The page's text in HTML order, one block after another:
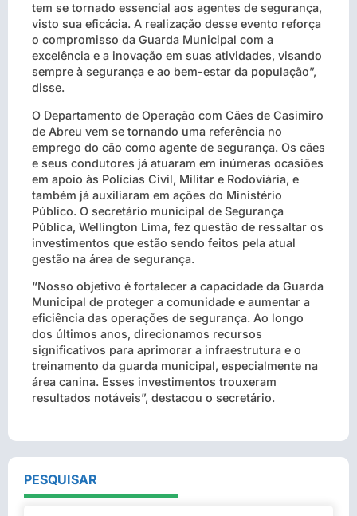
tem se tornado essencial aos agentes de segurança,
visto sua eficácia. A realização desse evento reforça
o compromisso da Guarda Municipal com a
excelência e a inovação em suas atividades, visando
sempre à segurança e ao bem-estar da população”,
disse.
O Departamento de Operação com Cães de Casimiro
de Abreu vem se tornando uma referência no
emprego do cão como agente de segurança. Os cães
e seus condutores já atuaram em inúmeras ocasiões
em apoio às Polícias Civil, Militar e Rodoviária, e
também já auxiliaram em ações do Ministério
Público. O secretário municipal de Segurança
Pública, Wellington Lima, fez questão de ressaltar os
investimentos que estão sendo feitos pela atual
gestão na área de segurança.
“Nosso objetivo é fortalecer a capacidade da Guarda
Municipal de proteger a comunidade e aumentar a
eficiência das operações de segurança. Ao longo
dos últimos anos, direcionamos recursos
significativos para aprimorar a infraestrutura e o
treinamento da guarda municipal, especialmente na
área canina. Esses investimentos trouxeram
resultados notáveis”, destacou o secretário.
PESQUISAR